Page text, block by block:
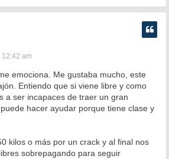
12:42 am
emociona. Me gustaba mucho, este
Entiendo que si viene libre y como
a ser incapaces de traer un gran
hacer ayudar porque tiene clase y
kilos o más por un crack y al final nos
sobrepagando para seguir